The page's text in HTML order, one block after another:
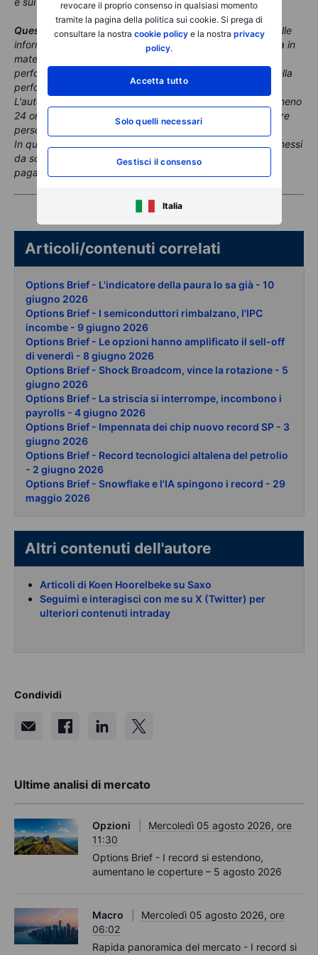
revocare il proprio consenso in qualsiasi momento
tramite la pagina della politica sui cookie. Si prega di
consultare la nostra cookie policye la nostra privacy
policy.
Accetta tutto
Solo quelli necessari
Gestisci il consenso
Italia
Questo contenuto è materiale di marketing. Nessuna delle
informazioni e analisi qui contenute costituisce consulenza in
materia di investimenti. Il trading comporta rischi e le
performance passate non sono un indicatore affidabile della
performance futura.
L'autore di questo contenuto è obbligato ad attendere almeno
24 ore dal momento della pubblicazione prima di negoziare
personalmente gli strumenti menzionati.
In questo contenuto potrebbero essere citati strumenti emessi
da società partner, dalle quali la Capogruppo Saxo riceve
pagamenti o retrocessioni.
Articoli/contenuti correlati
Options Brief - L'indicatore della paura lo sa già - 10
giugno 2026
Options Brief - I semiconduttori rimbalzano, l'IPC
incombe - 9 giugno 2026
Options Brief - Le opzioni hanno amplificato il sell-off
di venerdì - 8 giugno 2026
Options Brief - Shock Broadcom, vince la rotazione - 5
giugno 2026
Options Brief - La striscia si interrompe, incombono i
payrolls - 4 giugno 2026
Options Brief - Impennata dei chip nuovo record SP - 3
giugno 2026
Options Brief - Record tecnologici altalena del petrolio
- 2 giugno 2026
Options Brief - Snowflake e l'IA spingono i record - 29
maggio 2026
Altri contenuti dell'autore
Articoli di Koen Hoorelbeke su Saxo
Seguimi e interagisci con me su X (Twitter) per
ulteriori contenuti intraday
Condividi
Ultime analisi di mercato
Opzioni
Mercoledì 05 agosto 2026, ore
11:30
Options Brief - I record si estendono,
aumentano le coperture – 5 agosto 2026
Macro
Mercoledì 05 agosto 2026, ore
06:02
Rapida panoramica del mercato - I record si